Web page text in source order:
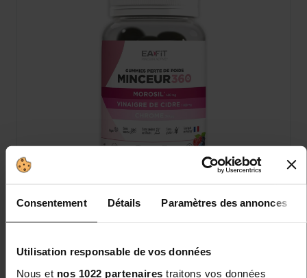
Consentement Détails Paramètres des annonces
Utilisation responsable de vos données
Nous et nos 1022 partenaires traitons vos données
Votre allié minceur, sans frustration, au goût